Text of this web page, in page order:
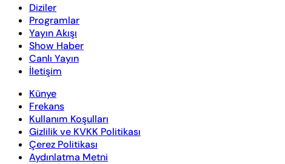
Diziler
Programlar
Yayın Akışı
Show Haber
Canlı Yayın
İletişim
Künye
Frekans
Kullanım Koşulları
Gizlilik ve KVKK Politikası
Çerez Politikası
Aydınlatma Metni